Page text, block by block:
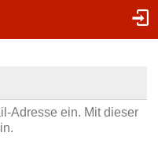
Adresse ein. Mit dieser